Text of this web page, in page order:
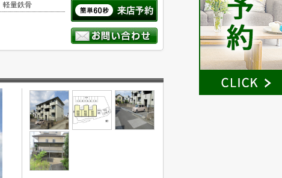
軽量鉄骨